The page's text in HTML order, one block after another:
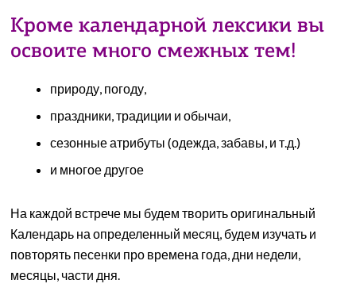
Кроме календарной лексики вы
освоите много смежных тем!
природу, погоду,
праздники, традиции и обычаи,
сезонные атрибуты (одежда, забавы, и т.д.)
и многое другое
На каждой встрече мы будем творить оригинальный
Календарь на определенный месяц, будем изучать и
повторять песенки про времена года, дни недели,
месяцы, части дня.